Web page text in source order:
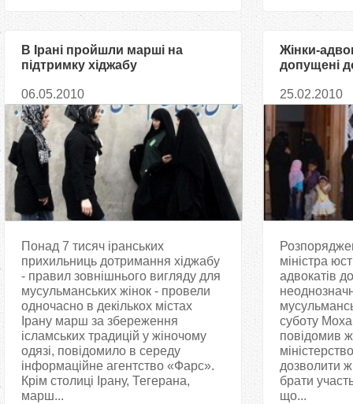
В Ірані пройшли марші на
підтримку хіджабу
06.05.2010
Понад 7 тисяч іранських
прихильниць дотримання хіджабу
- правил зовнішнього вигляду для
мусульманських жінок - провели
одночасно в декількох містах
Ірану марш за збереження
ісламських традицій у жіночому
одязі, повідомило в середу
інформаційне агентство «Фарс».
Крім столиці Ірану, Тегерана,
марш...
Жінки-
допущені
25.02.2010
міністра
адвокатів
суботу
повідомив
дозволити
брати
що...